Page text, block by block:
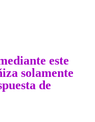
este
solamente
de